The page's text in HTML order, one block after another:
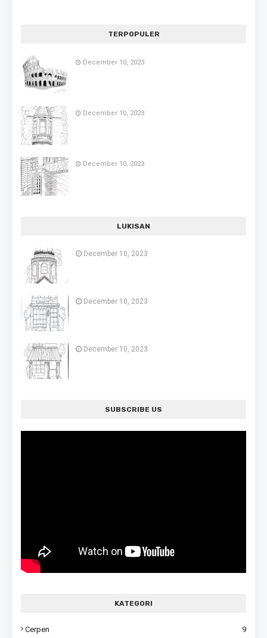
TERPOPULER
December 10, 2023
December 10, 2023
December 10, 2023
LUKISAN
December 10, 2023
December 10, 2023
December 10, 2023
SUBSCRIBE US
KATEGORI
Cerpen 9